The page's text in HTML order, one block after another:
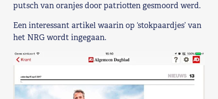
Shop
Voor leden
putsch van oranjes door patriotten gesmoord werd.
Een interessant artikel waarin op ‘stokpaardjes’ van
het NRG wordt ingegaan.